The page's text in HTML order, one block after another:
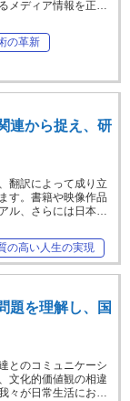
メディア情報を正…
の革新
連から捉え、研
翻訳によって成り立
す。書籍や映像作品
ル、さらには日本…
の高い人生の実現
題を理解し、国
とのコミュニケーシ
文化的価値観の相違
々が日常生活にお…